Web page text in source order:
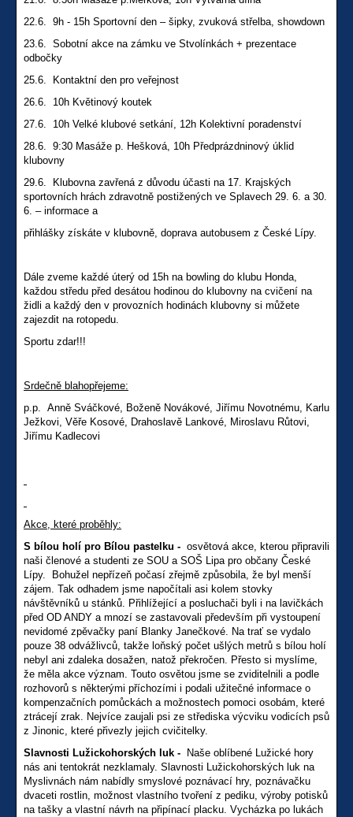
22.6. 9h - 15h Sportovní den – šipky, zvuková střelba, showdown
23.6. Sobotní akce na zámku ve Stvolínkách + prezentace
odbočky
25.6. Kontaktní den pro veřejnost
26.6. 10h Květinový koutek
27.6. 10h Velké klubové setkání, 12h Kolektivní poradenství
28.6. 9:30 Masáže p. Hešková, 10h Předprázdninový úklid
klubovny
29.6. Klubovna zavřená z důvodu účasti na 17. Krajských
sportovních hrách zdravotně postižených ve Splavech 29. 6. a 30.
6. – informace a
přihlášky získáte v klubovně, doprava autobusem z České Lípy.
Dále zveme každé úterý od 15h na bowling do klubu Honda,
každou středu před desátou hodinou do klubovny na cvičení na
židli a každý den v provozních hodinách klubovny si můžete
zajezdit na rotopedu.
Sportu zdar!!!
Srdečně blahopřejeme:
p.p. Anně Sváčkové, Boženě Novákové, Jiřímu Novotnému, Karlu
Ježkovi, Věře Kosové, Drahoslavě Lankové, Miroslavu Růtovi,
Jiřímu Kadlecovi
Akce, které proběhly:
S bílou holí pro Bílou pastelku - osvětová akce, kterou připravili
naši členové a studenti ze SOU a SOŠ Lipa pro občany České
Lípy. Bohužel nepřízeň počasí zřejmě způsobila, že byl menší
zájem. Tak odhadem jsme napočítali asi kolem stovky
návštěvníků u stánků. Přihlížející a posluchači byli i na lavičkách
před OD ANDY a mnozí se zastavovali především při vystoupení
nevidomé zpěvačky paní Blanky Janečkové. Na trať se vydalo
pouze 38 odvážlivců, takže loňský počet ušlých metrů s bílou holí
nebyl ani zdaleka dosažen, natož překročen. Přesto si myslíme,
že měla akce význam. Touto osvětou jsme se zviditelnili a podle
rozhovorů s některými příchozími i podali užitečné informace o
kompenzačních pomůckách a možnostech pomoci osobám, které
ztrácejí zrak. Nejvíce zaujali psi ze střediska výcviku vodicích psů
z Jinonic, které přivezly jejich cvičitelky.
Slavnosti Lužickohorských luk -
Naše oblíbené Lužické hory
nás ani tentokrát nezklamaly. Slavnosti Lužickohorských luk na
Myslivnách nám nabídly smyslové poznávací hry, poznávačku
dvaceti rostlin, možnost vlastního tvoření z pediku, výroby potisků
na tašky a vlastní návrh na připínací placku. Vycházka po lukách